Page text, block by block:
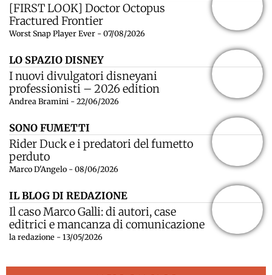
[FIRST LOOK] Doctor Octopus
Fractured Frontier
Worst Snap Player Ever - 07/08/2026
LO SPAZIO DISNEY
I nuovi divulgatori disneyani
professionisti – 2026 edition
Andrea Bramini - 22/06/2026
SONO FUMETTI
Rider Duck e i predatori del fumetto
perduto
Marco D'Angelo - 08/06/2026
IL BLOG DI REDAZIONE
Il caso Marco Galli: di autori, case
editrici e mancanza di comunicazione
la redazione - 13/05/2026